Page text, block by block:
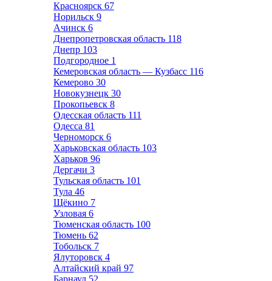
Красноярск 67
Норильск 9
Ачинск 6
Днепропетровская область 118
Днепр 103
Подгородное 1
Кемеровская область — Кузбасс 116
Кемерово 30
Новокузнецк 30
Прокопьевск 8
Одесская область 111
Одесса 81
Черноморск 6
Харьковская область 103
Харьков 96
Дергачи 3
Тульская область 101
Тула 46
Щёкино 7
Узловая 6
Тюменская область 100
Тюмень 62
Тобольск 7
Ялуторовск 4
Алтайский край 97
Барнаул 52